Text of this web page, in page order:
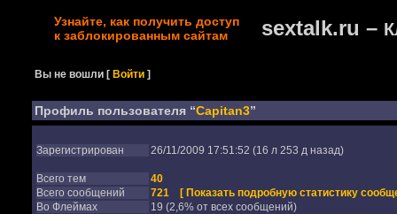
Узнайте, как получить доступ
к заблокированным сайтам
sextalk.ru –
Вы не вошли [Войти ]
Профиль пользователя “Capitan3”
Зарегистрирован 26/11/2009 17:51:52 (16 л 253 д назад)
Всего тем
40
Всего сообщений
721
[ Показать подробную статистику
Во Флеймах
19 (2,6% от всех сообщений)